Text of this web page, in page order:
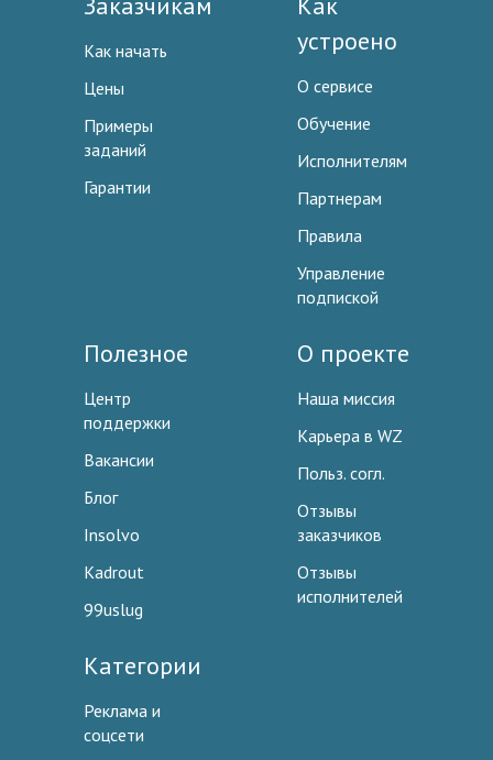
Как начать
Цены
Примеры
заданий
Гарантии
устроено
О сервисе
Обучение
Исполнителям
Партнерам
Правила
Управление
подпиской
Полезное
Центр
поддержки
Вакансии
Блог
Insolvo
Kadrout
99uslug
О проекте
Наша миссия
Карьера в WZ
Польз. согл.
Отзывы
заказчиков
Отзывы
исполнителей
Категории
Реклама и
соцсети